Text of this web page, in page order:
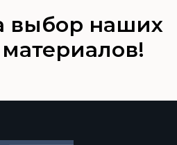
выбор наших